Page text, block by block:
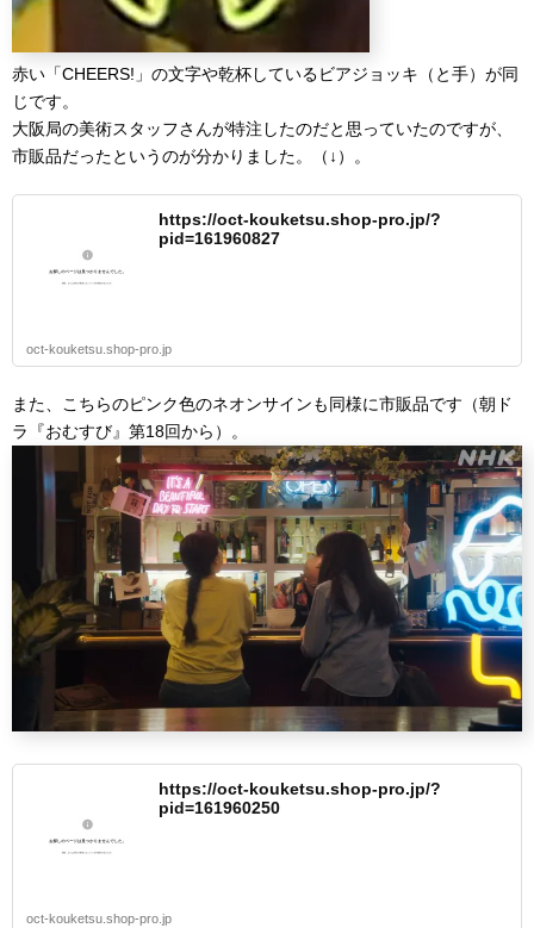
赤い「CHEERS!」の文字や乾杯しているビアジョッキ（と手）が同
じです。
大阪局の美術スタッフさんが特注したのだと思っていたのですが、
市販品だったというのが分かりました。（↓）。
https://oct-kouketsu.shop-pro.jp/?
pid=161960827
oct-kouketsu.shop-pro.jp
また、こちらのピンク色のネオンサインも同様に市販品です（朝ド
ラ『おむすび』第18回から）。
https://oct-kouketsu.shop-pro.jp/?
pid=161960250
oct-kouketsu.shop-pro.jp